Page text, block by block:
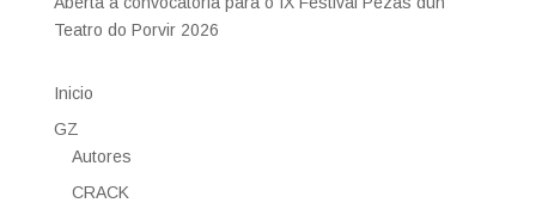
Teatro do Porvir 2026
Inicio
GZ
Autores
CRACK